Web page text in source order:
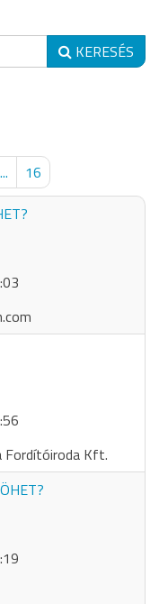
KERESÉS
...
16
Fordítóiroda Kft.